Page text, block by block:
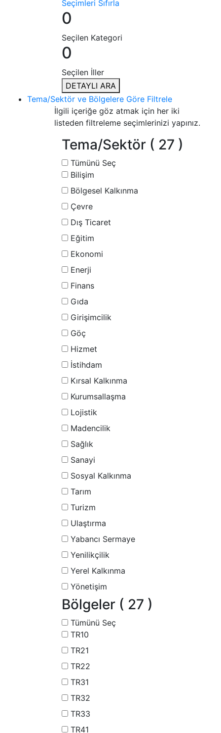
Seçimleri Sıfırla
0
Seçilen Kategori
0
Seçilen İller
DETAYLI ARA
Tema/Sektör ve Bölgelere Göre Filtrele
İlgili içeriğe göz atmak için her iki
listeden filtreleme seçimlerinizi yapınız.
Tema/Sektör ( 27 )
Tümünü Seç
Bilişim
Bölgesel Kalkınma
Çevre
Dış Ticaret
Eğitim
Ekonomi
Enerji
Finans
Gıda
Girişimcilik
Göç
Hizmet
İstihdam
Kırsal Kalkınma
Kurumsallaşma
Lojistik
Madencilik
Sağlık
Sanayi
Sosyal Kalkınma
Tarım
Turizm
Ulaştırma
Yabancı Sermaye
Yenilikçilik
Yerel Kalkınma
Yönetişim
Bölgeler ( 27 )
Tümünü Seç
TR10
TR21
TR22
TR31
TR32
TR33
TR41